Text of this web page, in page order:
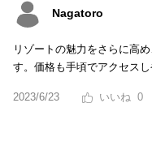
Nagatoro
リゾートの魅力をさらに高
す。価格も手頃でアクセスし
2023/6/23 0